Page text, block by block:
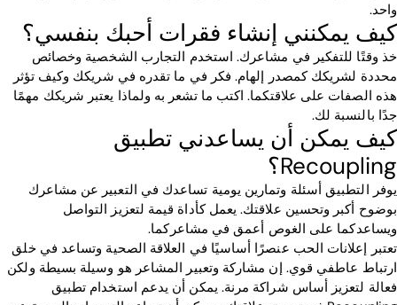
واحد.
كيف يمكنني إنشاء فقرات أحبك بنفسي؟
خذ وقتًا للتفكير في مشاعرك. استخدم التجارب الشخصية وخصائص
محددة لشريكك كمصدر إلهام. فكر في ما تقدره في شريكك وكيف تؤثر
هذه الصفات على علاقتكما. اكتب ما تشعر به ولماذا يعتبر شريكك مهمًا
جدًا بالنسبة لك.
كيف يمكن أن يساعدني تطبيق
Recoupling؟
يوفر التطبيق أسئلة وتمارين يومية تساعدك في التعبير عن مشاعرك
بوضوح أكبر وتحسين علاقتك. يعمل كأداة قيمة لتعزيز التواصل
ويساعدكما على الغوص أعمق في مشاعركما.
تعتبر إعلانات الحب عنصرًا أساسيًا في العلاقة الصحية وتساعد في خلق
ارتباط عاطفي قوي. إن مشاركة وتعبير المشاعر هو وسيلة بسيطة ولكن
فعالة لتعزيز أساس شراكة مرنة. يمكن أن يدعم استخدام تطبيق